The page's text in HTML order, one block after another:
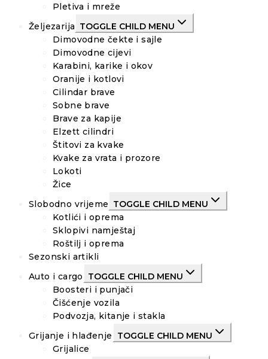
Pletiva i mreže
Željezarija TOGGLE CHILD MENU
Dimovodne čekte i sajle
Dimovodne cijevi
Karabini, karike i okov
Oranije i kotlovi
Cilindar brave
Sobne brave
Brave za kapije
Elzett cilindri
Štitovi za kvake
Kvake za vrata i prozore
Lokoti
Žice
Slobodno vrijeme TOGGLE CHILD MENU
Kotlići i oprema
Sklopivi namještaj
Roštilj i oprema
Sezonski artikli
Auto i cargo
TOGGLE CHILD MENU
Boosteri i punjači
Čišćenje vozila
Podvozja, kitanje i stakla
Grijanje i hlađenje
TOGGLE CHILD MENU
Grijalice